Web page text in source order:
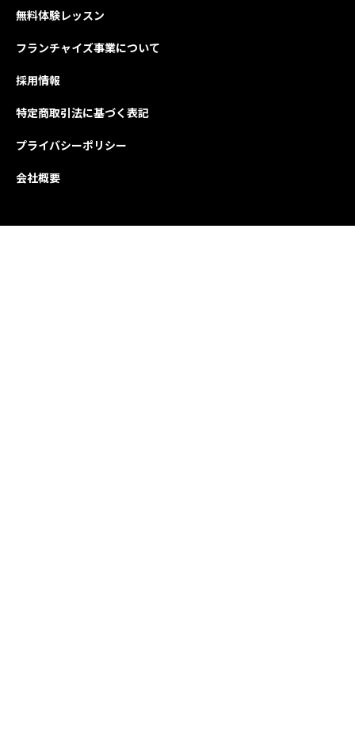
無料体験レッスン
フランチャイズ事業について
採用情報
特定商取引法に基づく表記
プライバシーポリシー
会社概要